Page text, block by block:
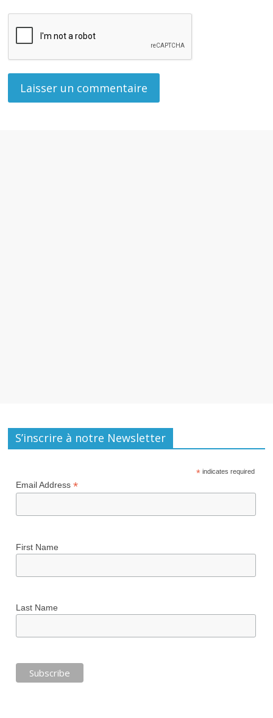
S’inscrire à notre Newsletter
* indicates required
Email Address*
First Name
Last Name